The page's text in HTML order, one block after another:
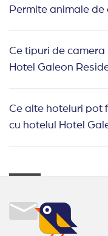
Permite animale de
Ce tipuri de camera
Hotel Galeon
Ce alte hoteluri pot
cu hotelul Hotel